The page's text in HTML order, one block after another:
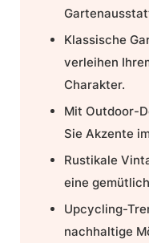
Klassische
verleihen
Charakter.
Mit Outdoor-
Sie Akzente
Rustikale
eine
Upcycling-
nachhaltige